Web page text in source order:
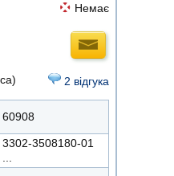
Немає
2 відгука
60908
3302-3508180-01